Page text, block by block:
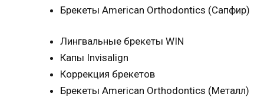
Брекеты American Orthodontics (Сапфир)
Лингвальные брекеты WIN
Капы Invisalign
Коррекция брекетов
Брекеты American Orthodontics (Металл)